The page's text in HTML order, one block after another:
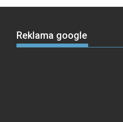
Reklama google